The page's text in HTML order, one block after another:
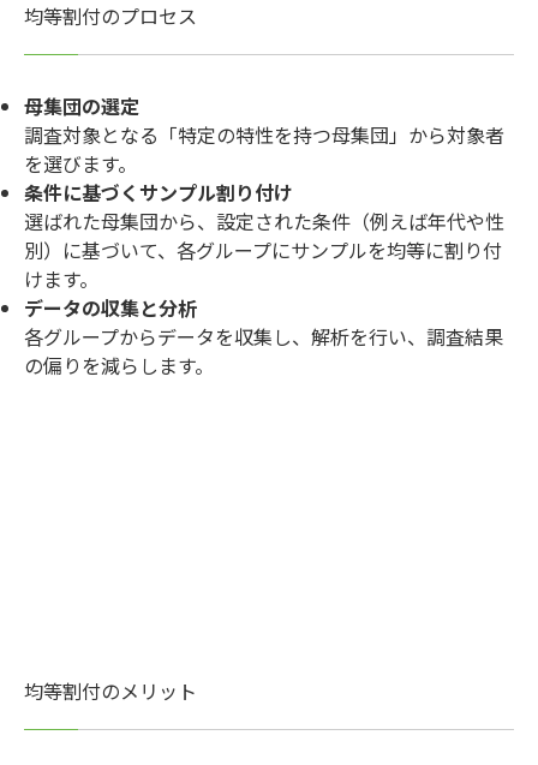
均等割付のプロセス
母集団の選定
調査対象となる「特定の特性を持つ母集団」から対象者
を選びます。
条件に基づくサンプル割り付け
選ばれた母集団から、設定された条件（例えば年代や性
別）に基づいて、各グループにサンプルを均等に割り付
けます。
データの収集と分析
各グループからデータを収集し、解析を行い、調査結果
の偏りを減らします。
均等割付のメリット